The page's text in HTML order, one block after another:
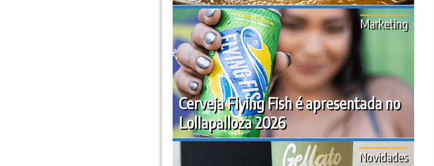
Cerveja Flying Fish é apresentada no
Lollapalloza 2026
Marketing
Novidades